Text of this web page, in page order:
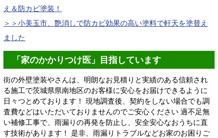
え＆防カビ塗装！
＞＞小美玉市、艶消しで防カビ効果の高い塗料で軒天を塗替え
ました
「家のかかりつけ医」目指しています
街の外壁塗装やさんは、明朗なお見積りと実績のある信頼され
る施工で茨城県県南地区のお客様に安心をお届けできるように
日々つとめております！ 現地調査後、契約をしない場合でも調
査費などはいただいておりませんのでご安心ください 過不足無
い補修工事で、雨漏りの再発を防止し、安全安心なおうちに直
す技術があります！ 是非、雨漏りトラブルなどお家のお困りご